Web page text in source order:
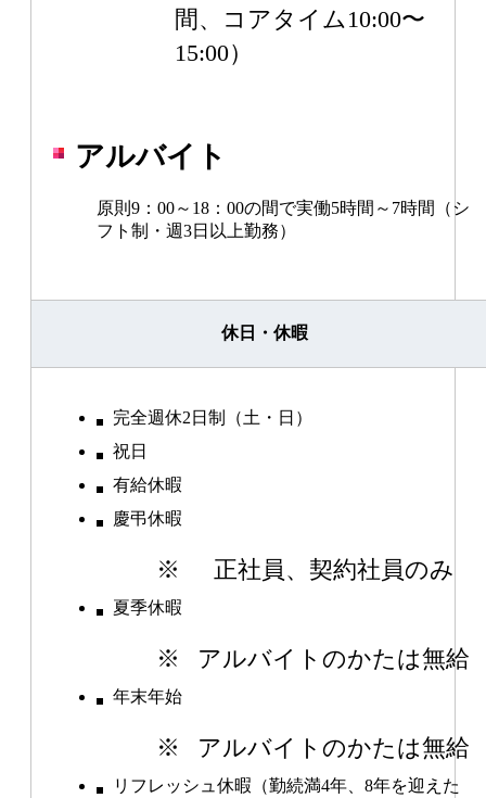
間、コアタイム10:00〜
15:00）
アルバイト
原則9：00～18：00の間で実働5時間～7時間（シ
フト制・週3日以上勤務）
休日・休暇
完全週休2日制（土・日）
祝日
有給休暇
慶弔休暇
※ 正社員、契約社員のみ
夏季休暇
※ アルバイトのかたは無給
年末年始
※ アルバイトのかたは無給
リフレッシュ休暇（勤続満4年、8年を迎えた